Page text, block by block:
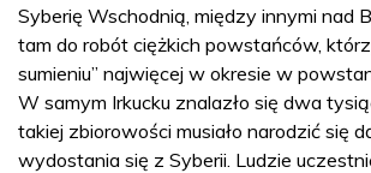
Syberię Wschodnią, między innymi nad
tam do robót ciężkich powstańców,
sumieniu” najwięcej w okresie w
W samym Irkucku znalazło się dwa
takiej zbiorowości musiało narodzić się
wydostania się z Syberii. Ludzie